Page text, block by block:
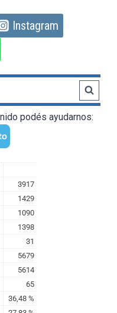
Instagram
podés ayudarnos: